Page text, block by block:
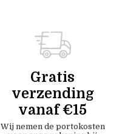
Gratis
verzending
vanaf €15
Wij nemen de portokosten